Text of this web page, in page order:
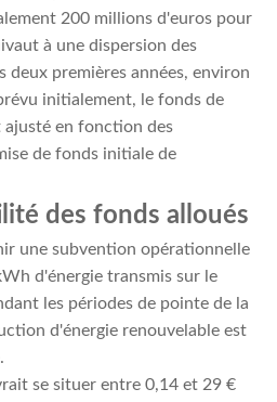
200 millions d'euros pour
à une dispersion des
deux premières années, environ
initialement, le fonds de
en fonction des
de fonds initiale de
des fonds alloués
une subvention opérationnelle
d'énergie transmis sur le
les périodes de pointe de la
d'énergie renouvelable est
se situer entre 0,14 et 29 €